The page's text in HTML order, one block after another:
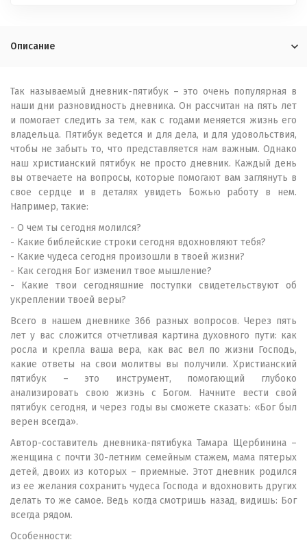
Описание
Так называемый дневник-пятибук – это очень популярная в
наши дни разновидность дневника. Он рассчитан на пять лет
и помогает следить за тем, как с годами меняется жизнь его
владельца. Пятибук ведется и для дела, и для удовольствия,
чтобы не забыть то, что представляется нам важным. Однако
наш христианский пятибук не просто дневник. Каждый день
вы отвечаете на вопросы, которые помогают вам заглянуть в
свое сердце и в деталях увидеть Божью работу в нем.
Например, такие:
- О чем ты сегодня молился?
- Какие библейские строки сегодня вдохновляют тебя?
- Какие чудеса сегодня произошли в твоей жизни?
- Как сегодня Бог изменил твое мышление?
- Какие твои сегодняшние поступки свидетельствуют об
укреплении твоей веры?
Всего в нашем дневнике 366 разных вопросов. Через пять
лет у вас сложится отчетливая картина духовного пути: как
росла и крепла ваша вера, как вас вел по жизни Господь,
какие ответы на свои молитвы вы получили. Христианский
пятибук – это инструмент, помогающий глубоко
анализировать свою жизнь с Богом. Начните вести свой
пятибук сегодня, и через годы вы сможете сказать: «Бог был
верен всегда».
Автор-составитель дневника-пятибука Тамара Щербинина –
женщина с почти 30-летним семейным стажем, мама пятерых
детей, двоих из которых – приемные. Этот дневник родился
из ее желания сохранить чудеса Господа и вдохновить других
делать то же самое. Ведь когда смотришь назад, видишь: Бог
всегда рядом.
Особенности: